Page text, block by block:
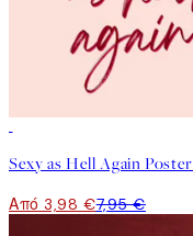
Sexy as Hell Again Poster
Από 3,98 €7,95 €